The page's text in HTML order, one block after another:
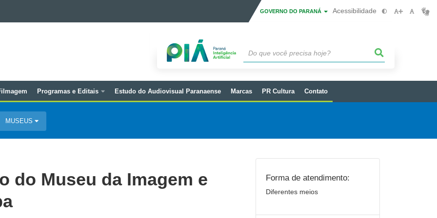
GOVERNO DO PARANÁ Acessibilidade
Programas e Editais Estudo do Audiovisual Paranaense Marcas PR Cultura Contato
MUSEUS
do Museu da Imagem e
Forma de atendimento:
Diferentes meios